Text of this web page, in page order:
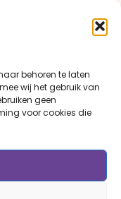
behoren te laten
wij het gebruik van
geen
voor cookies die